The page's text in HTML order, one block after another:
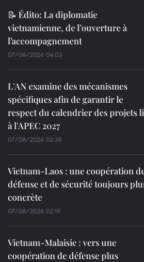
📝 Édito: La diplomatie
vietnamienne, de l’ouverture à
l’accompagnement
07/08/2026 04:03
L'AN examine des mécanismes
spécifiques afin de garantir le
respect du calendrier des projets
à l'APEC 2027
07/08/2026 02:38
Vietnam-Laos : une coopération
défense et de sécurité toujours
concrète
07/08/2026 02:19
Vietnam-Malaisie : vers une
coopération de défense plus